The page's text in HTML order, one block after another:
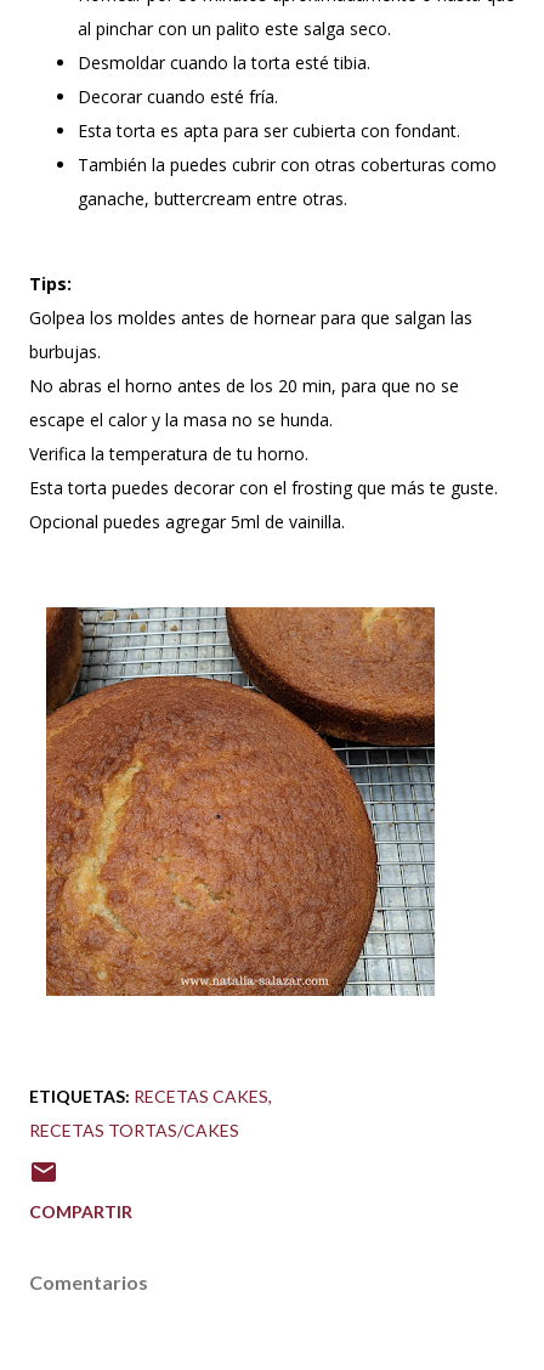
al pinchar con un palito este salga seco.
Desmoldar cuando la torta esté tibia.
Decorar cuando esté fría.
Esta torta es apta para ser cubierta con fondant.
También la puedes cubrir con otras coberturas como
ganache, buttercream entre otras.
Tips:
Golpea los moldes antes de hornear para que salgan las
burbujas.
No abras el horno antes de los 20 min, para que no se
escape el calor y la masa no se hunda.
Verifica la temperatura de tu horno.
Esta torta puedes decorar con el frosting que más te guste.
Opcional puedes agregar 5ml de vainilla.
ETIQUETAS: RECETAS CAKES
RECETAS TORTAS/CAKES
COMPARTIR
Comentarios